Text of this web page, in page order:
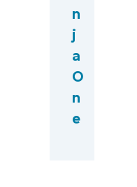
n
j
a
O
n
e